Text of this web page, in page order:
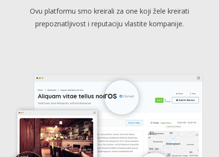
Ovu platformu smo kreirali za one koji žele kreirati
prepoznatljivost i reputaciju vlastite kompanije.